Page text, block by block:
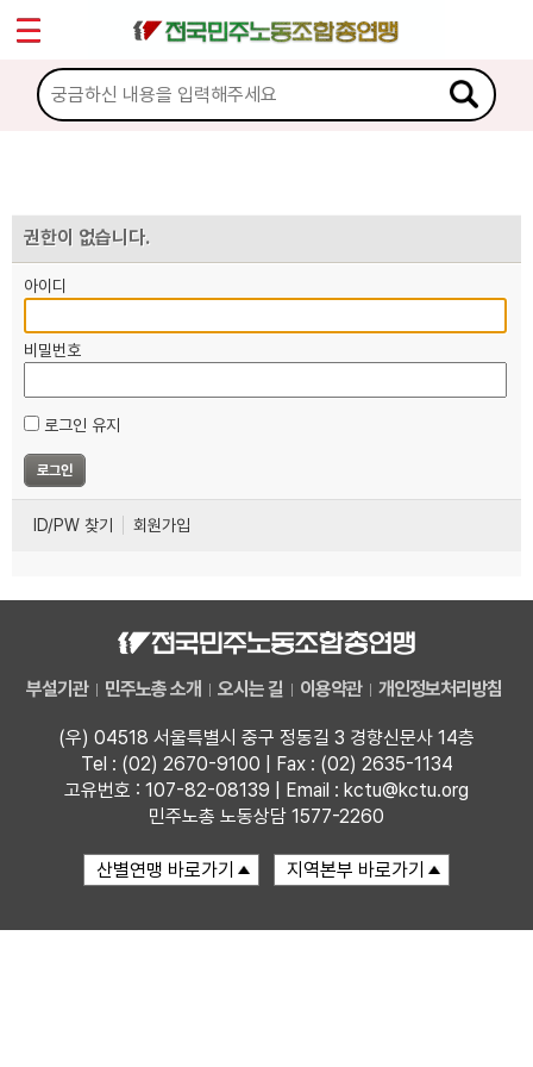
권한이 없습니다.
아이디
비밀번호
로그인 유지
ID/PW 찾기 회원가입
부설기관 민주노총 소개 오시는 길 이용약관 개인정보처리방침
(우) 04518 서울특별시 중구 정동길 3 경향신문사 14층
Tel : (02) 2670-9100 | Fax : (02) 2635-1134
고유번호 : 107-82-08139 | Email : kctu@kctu.org
민주노총 노동상담 1577-2260
마이페이지
소개
노동상담
자료
부설기관
업무